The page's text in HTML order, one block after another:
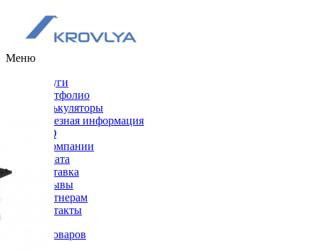
Меню
Услуги
Портфолио
Калькуляторы
Полезная информация
FAQ
О компании
Оплата
Доставка
Отзывы
Партнерам
Контакты
Каталог товаров